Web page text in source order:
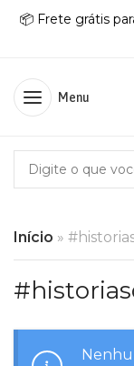
📦 Frete grátis
Menu
Início »